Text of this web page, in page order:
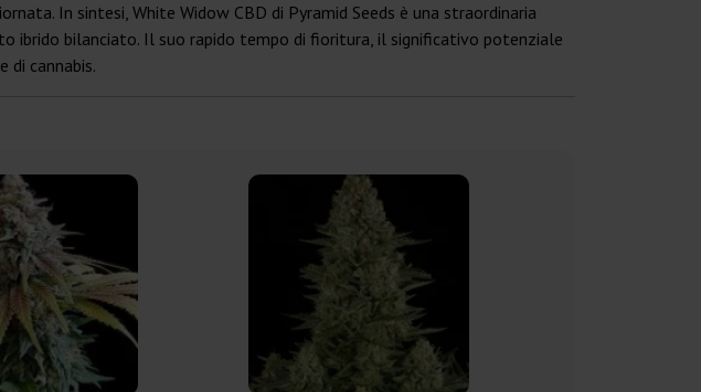
In sintesi, White Widow CBD di Pyramid Seeds è una straordinaria
ibrido bilanciato. Il suo rapido tempo di fioritura, il significativo potenziale
di cannabis.